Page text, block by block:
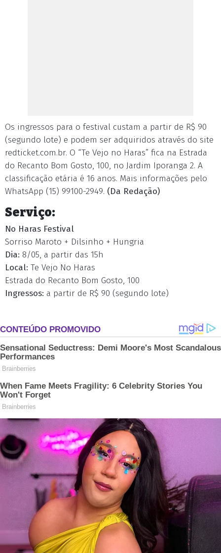
Os ingressos para o festival custam a partir de R$ 90
(segundo lote) e podem ser adquiridos através do site
redticket.com.br. O “Te Vejo no Haras” fica na Estrada
do Recanto Bom Gosto, 100, no Jardim Iporanga 2. A
classificação etária é 16 anos. Mais informações pelo
WhatsApp (15) 99100-2949. (Da Redação)
Serviço:
No Haras Festival
Sorriso Maroto + Dilsinho + Hungria
Dia: 8/05, a partir das 15h
Local: Te Vejo No Haras
Estrada do Recanto Bom Gosto, 100
Ingressos: a partir de R$ 90 (segundo lote)